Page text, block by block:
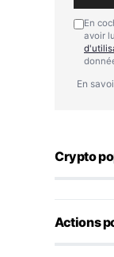
En
avoir
En
Crypto
Actions